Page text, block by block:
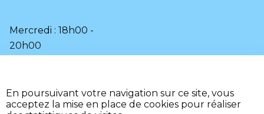
Mercredi : 18h00 -
20h00
Mentions légales •
Page d’aide • Accessibilité •
En poursuivant votre navigation sur ce site, vous
acceptez la mise en place de cookies pour réaliser